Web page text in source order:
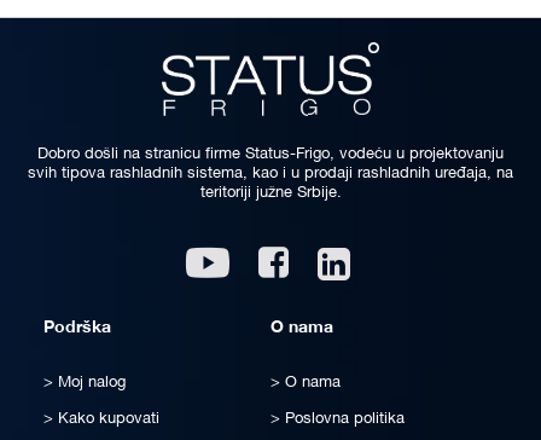
Dobro došli na stranicu firme Status-Frigo, vodeću u projektovanju
svih tipova rashladnih sistema, kao i u prodaji rashladnih uređaja, na
teritoriji južne Srbije.
Youtube Facebook
Podrška
Moj nalog
Kako kupovati
O nama
O nama
Poslovna politika